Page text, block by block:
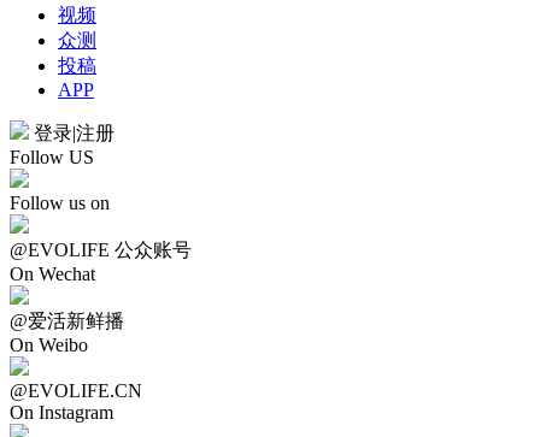
视频
众测
投稿
APP
登录|注册
Follow US
Follow us on
@EVOLIFE 公众账号
On Wechat
@爱活新鲜播
On Weibo
@EVOLIFE.CN
On Instagram